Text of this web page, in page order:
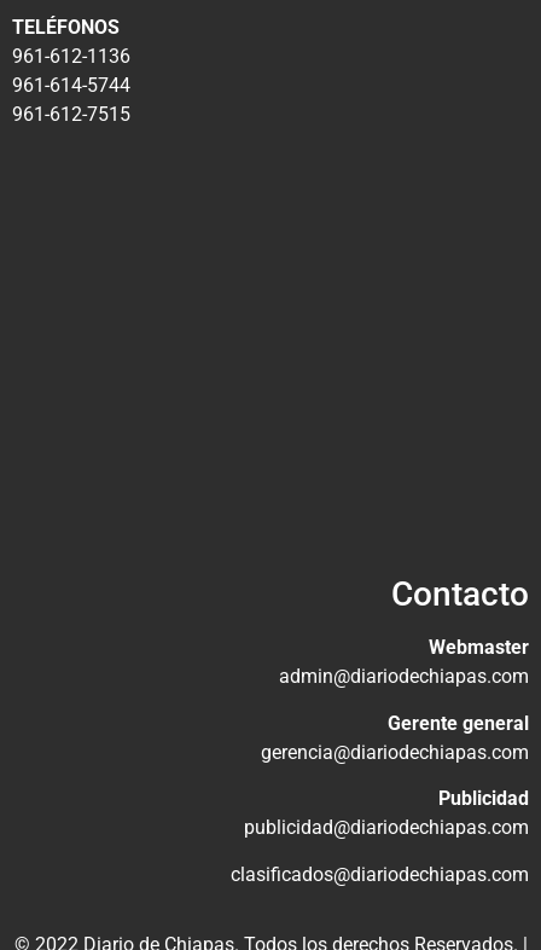
TELÉFONOS
961-612-1136
961-614-5744
961-612-7515
Contacto
Webmaster
admin@diariodechiapas.com
Gerente general
gerencia@diariodechiapas.com
Publicidad
publicidad@diariodechiapas.com
clasificados@diariodechiapas.com
© 2022 Diario de Chiapas. Todos los derechos Reservados. |